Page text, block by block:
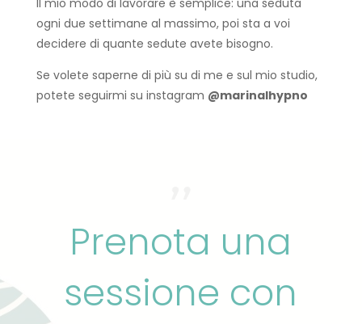
ogni due settimane al massimo, poi sta a voi
decidere di quante sedute avete bisogno.
Se volete saperne di più su di me e sul mio studio,
potete seguirmi su instagram @marinalhypno
Prenota una
sessione con